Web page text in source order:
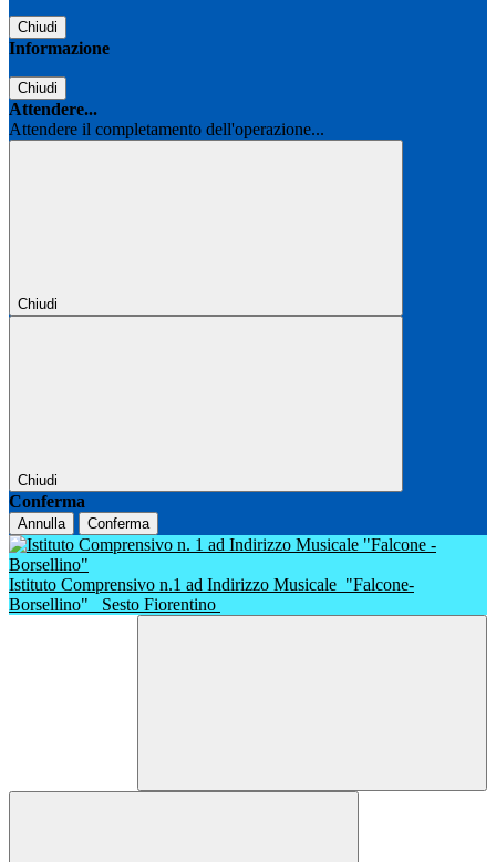
Chiudi
Informazione
Chiudi
Attendere...
Attendere il completamento dell'operazione...
Chiudi
Chiudi
Conferma
Annulla Conferma
Istituto Comprensivo n.1 ad Indirizzo Musicale "Falcone-
Borsellino"
Sesto Fiorentino